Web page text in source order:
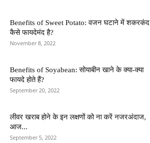
Benefits of Sweet Potato: वजन घटाने में शकरकंद
कैसे फायदेमंद है?
November 8, 2022
Benefits of Soyabean: सोयाबीन खाने के क्या-क्या
फायदे होते हैं?
September 20, 2022
लीवर खराब होने के इन लक्षणों को ना करें नजरअंदाज,
आज...
September 5, 2022